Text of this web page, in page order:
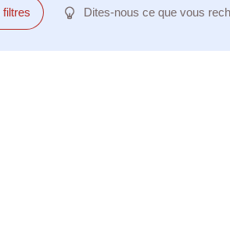
filtres Dites-nous ce que vous